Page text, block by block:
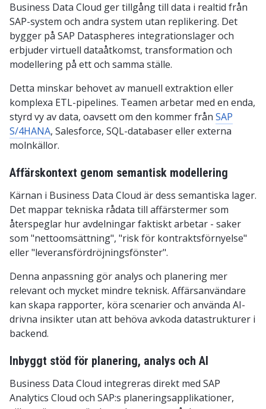
Business Data Cloud ger tillgång till data i realtid från
SAP-system och andra system utan replikering. Det
bygger på SAP Dataspheres integrationslager och
erbjuder virtuell dataåtkomst, transformation och
modellering på ett och samma ställe.
Detta minskar behovet av manuell extraktion eller
komplexa ETL-pipelines. Teamen arbetar med en enda,
styrd vy av data, oavsett om den kommer från SAP
S/4HANA, Salesforce, SQL-databaser eller externa
molnkällor.
Affärskontext genom semantisk modellering
Kärnan i Business Data Cloud är dess semantiska lager.
Det mappar tekniska rådata till affärstermer som
återspeglar hur avdelningar faktiskt arbetar - saker
som "nettoomsättning", "risk för kontraktsförnyelse"
eller "leveransfördröjningsfönster".
Denna anpassning gör analys och planering mer
relevant och mycket mindre teknisk. Affärsanvändare
kan skapa rapporter, köra scenarier och använda AI-
drivna insikter utan att behöva avkoda datastrukturer i
backend.
Inbyggt stöd för planering, analys och AI
Business Data Cloud integreras direkt med SAP
Analytics Cloud och SAP:s planeringsapplikationer,